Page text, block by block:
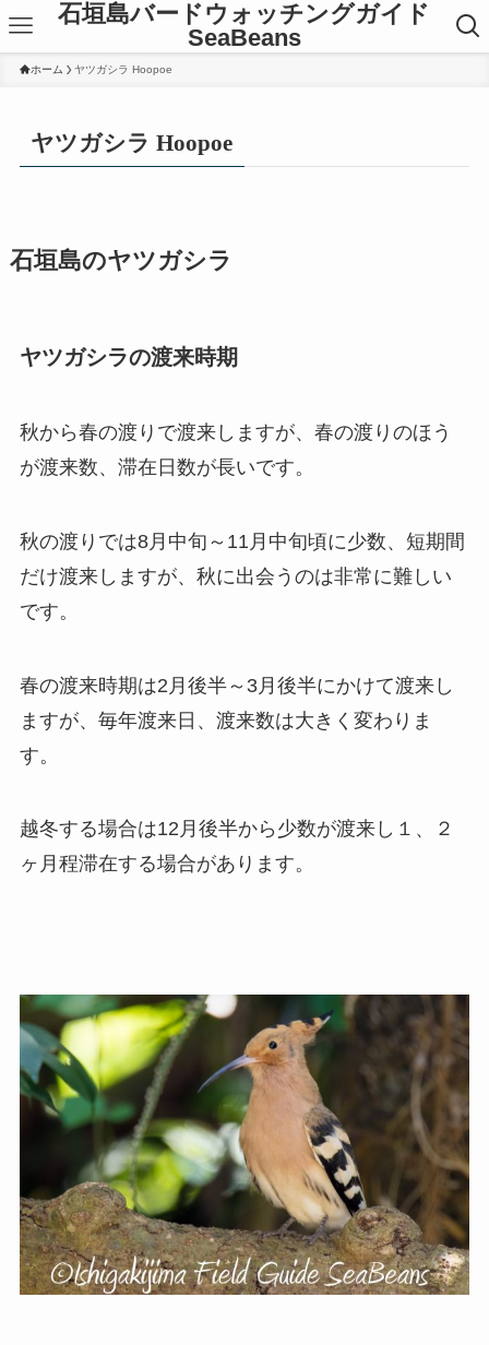
石垣島バードウォッチングガイド
SeaBeans
ホーム ヤツガシラ Hoopoe
ヤツガシラ Hoopoe
石垣島のヤツガシラ
ヤツガシラの渡来時期
秋から春の渡りで渡来しますが、春の渡りのほう
が渡来数、滞在日数が長いです。
秋の渡りでは8月中旬～11月中旬頃に少数、短期間
だけ渡来しますが、秋に出会うのは非常に難しい
です。
春の渡来時期は2月後半～3月後半にかけて渡来し
ますが、毎年渡来日、渡来数は大きく変わりま
す。
越冬する場合は12月後半から少数が渡来し１、２
ヶ月程滞在する場合があります。